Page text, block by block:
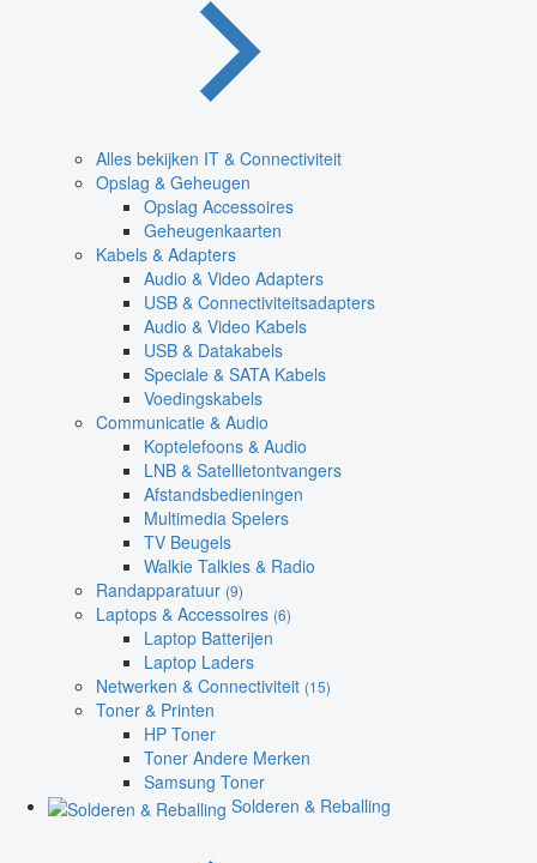
Alles bekijken IT & Connectiviteit
Opslag & Geheugen
Opslag Accessoires
Geheugenkaarten
Kabels & Adapters
Audio & Video Adapters
USB & Connectiviteitsadapters
Audio & Video Kabels
USB & Datakabels
Speciale & SATA Kabels
Voedingskabels
Communicatie & Audio
Koptelefoons & Audio
LNB & Satellietontvangers
Afstandsbedieningen
Multimedia Spelers
TV Beugels
Walkie Talkies & Radio
Randapparatuur (9)
Laptops & Accessoires (6)
Laptop Batterijen
Laptop Laders
Netwerken & Connectiviteit (15)
Toner & Printen
HP Toner
Toner Andere Merken
Samsung Toner
Solderen & Reballing